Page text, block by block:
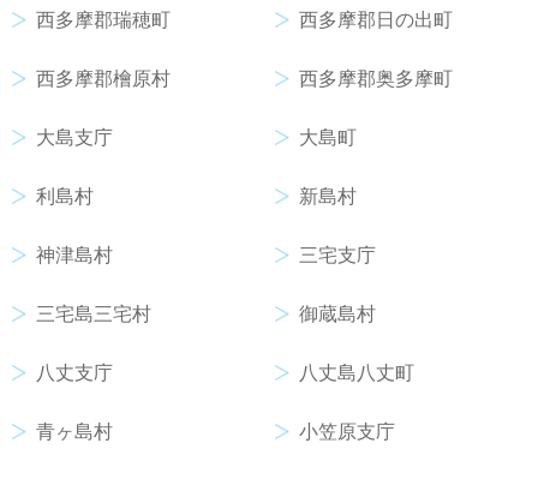
西多摩郡瑞穂町 西多摩郡日の出町
西多摩郡檜原村 西多摩郡奥多摩町
大島支庁 大島町
利島村 新島村
神津島村 三宅支庁
三宅島三宅村 御蔵島村
八丈支庁 八丈島八丈町
青ヶ島村 小笠原支庁